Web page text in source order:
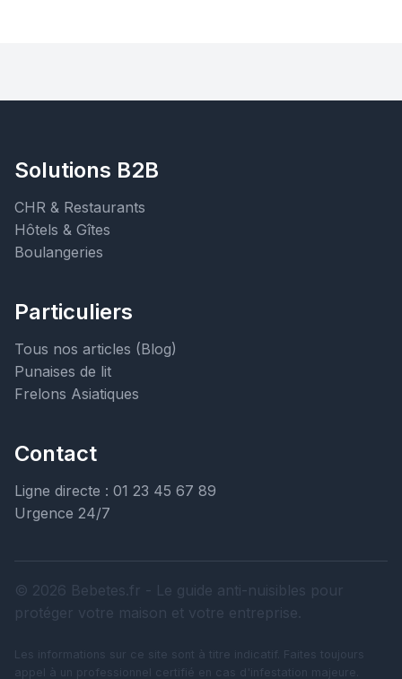
Solutions B2B
CHR & Restaurants
Hôtels & Gîtes
Boulangeries
Particuliers
Tous nos articles (Blog)
Punaises de lit
Frelons Asiatiques
Contact
Ligne directe : 01 23 45 67 89
Urgence 24/7
© 2026 Bebetes.fr - Le guide anti-nuisibles pour
protéger votre maison et votre entreprise.
Les informations sur ce site sont à titre indicatif. Faites toujours
appel à un professionnel certifié en cas d'infestation majeure.